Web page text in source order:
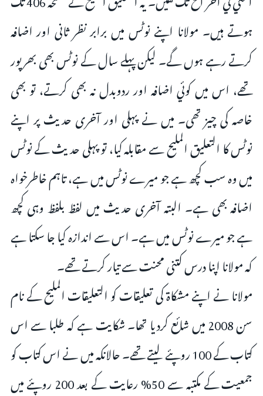
ہوتے ہیں۔ مولانا اپنے نوٹس میں برابر نظر ثانی اور اضافہ
کرتے رہے ہوں گے۔ لیکن پہلے سال کے نوٹس بھی بھرپور
تھے، اس میں کوئي اضافہ اور ردوبدل نہ بھی کرتے، تو بھی
خاصہ کی چیز تھی۔ میں نے پہلی اور آخری حدیث پر اپنے
نوٹس کا التعلیق الملیح سے مقابلہ کیا، تو پہلی حدیث کے نوٹس
میں وہ سب کچھ ہے جو میرے نوٹس میں ہے، تاہم خاطرخواہ
اضافہ بھی ہے۔ البتہ آخری حدیث میں لفظ بلفظ وہی کچھ
ہے جو میرے نوٹس میں ہے۔ اس سے اندازہ کیا جا سکتا ہے
کہ مولانا اپنا درس کتنی محنت سے تیار کرتے تھے۔
مولانا نے اپنے مشکاة كی تعلیقات کو التعلیقات الملیح کے نام
سن 2008 میں شائع کردیا تھا۔ شکایت ہے کہ طلبا سے اس
کتاب کے 100 روپئے ليتے تھے۔ حالانکہ میں نے اس کتاب کو
جمعیت کے مکتبہ سے 50% رعایت کے بعد 200 روپئے میں